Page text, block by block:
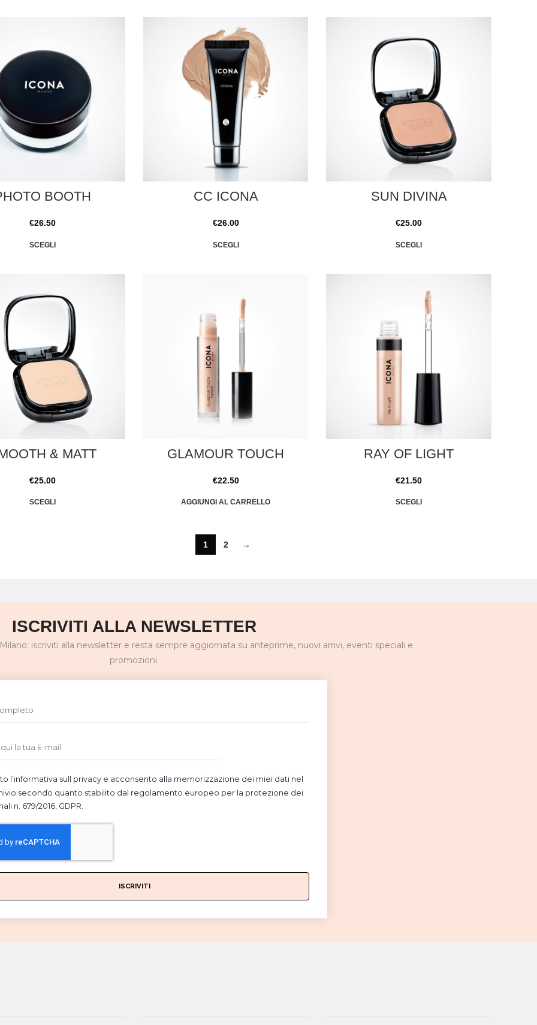
BOOTH
€26.50
SCEGLI
CC ICONA
€26.00
SCEGLI
SUN DIVINA
€25.00
SCEGLI
& MATT
€25.00
SCEGLI
GLAMOUR TOUCH
€22.50
AGGIUNGI AL CARRELLO
RAY OF LIGHT
€21.50
SCEGLI
1 2 →
ISCRIVITI ALLA NEWSLETTER
iscriviti alla newsletter e resta sempre aggiornata su anteprime, nuovi arrivi, eventi speciali e
promozioni.
l’informativa sull privacy e acconsento alla memorizzazione dei miei dati nel
secondo quanto stabilito dal regolamento europeo per la protezione dei
n. 679/2016, GDPR.
ISCRIVITI